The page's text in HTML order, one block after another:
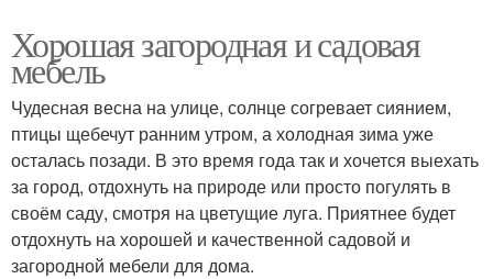
Хорошая загородная и садовая
мебель
Чудесная весна на улице, солнце согревает сиянием,
птицы щебечут ранним утром, а холодная зима уже
осталась позади. В это время года так и хочется выехать
за город, отдохнуть на природе или просто погулять в
своём саду, смотря на цветущие луга. Приятнее будет
отдохнуть на хорошей и качественной садовой и
загородной мебели для дома.